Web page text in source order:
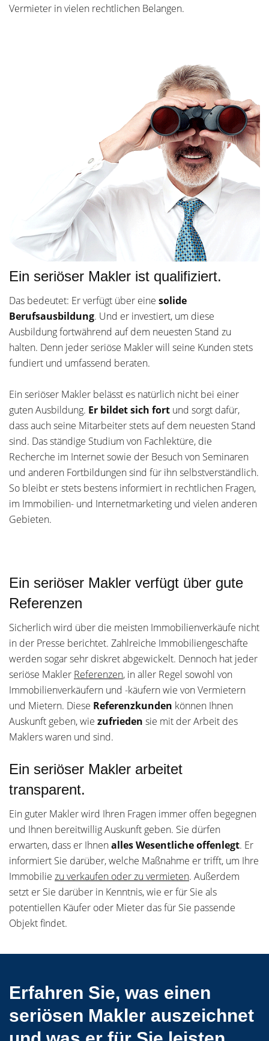
Vermieter in vielen rechtlichen Belangen.
Ein seriöser Makler ist qualifiziert.
Das bedeutet: Er verfügt über eine solide
Berufsausbildung. Und er investiert, um diese
Ausbildung fortwährend auf dem neuesten Stand zu
halten. Denn jeder seriöse Makler will seine Kunden stets
fundiert und umfassend beraten.
Ein seriöser Makler belässt es natürlich nicht bei einer
guten Ausbildung. Er bildet sich fort und sorgt dafür,
dass auch seine Mitarbeiter stets auf dem neuesten Stand
sind. Das ständige Studium von Fachlektüre, die
Recherche im Internet sowie der Besuch von Seminaren
und anderen Fortbildungen sind für ihn selbstverständlich.
So bleibt er stets bestens informiert in rechtlichen Fragen,
im Immobilien- und Internetmarketing und vielen anderen
Gebieten.
Ein seriöser Makler verfügt über gute
Referenzen
Sicherlich wird über die meisten Immobilienverkäufe nicht
in der Presse berichtet. Zahlreiche Immobiliengeschäfte
werden sogar sehr diskret abgewickelt. Dennoch hat jeder
seriöse Makler Referenzen, in aller Regel sowohl von
Immobilienverkäufern und -käufern wie von Vermietern
und Mietern. Diese Referenzkunden können Ihnen
Auskunft geben, wie zufrieden sie mit der Arbeit des
Maklers waren und sind.
Ein seriöser Makler arbeitet
transparent.
Ein guter Makler wird Ihren Fragen immer offen begegnen
und Ihnen bereitwillig Auskunft geben. Sie dürfen
erwarten, dass er Ihnenalles Wesentliche offenlegt. Er
informiert Sie darüber, welche Maßnahme er trifft, um Ihre
Immobilie zu verkaufen oder zu vermieten. Außerdem
setzt er Sie darüber in Kenntnis, wie er für Sie als
potentiellen Käufer oder Mieter das für Sie passende
Objekt findet.
Erfahren Sie, was einen
seriösen Makler auszeichnet